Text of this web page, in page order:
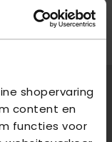
shopervaring
content en
functies voor
Only